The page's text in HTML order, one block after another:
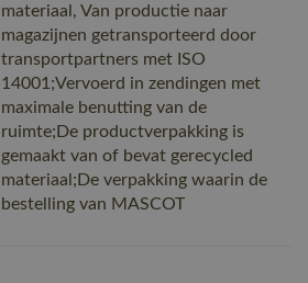
materiaal, Van productie naar
magazijnen getransporteerd door
transportpartners met ISO
14001;Vervoerd in zendingen met
maximale benutting van de
ruimte;De productverpakking is
gemaakt van of bevat gerecycled
materiaal;De verpakking waarin de
bestelling van MASCOT